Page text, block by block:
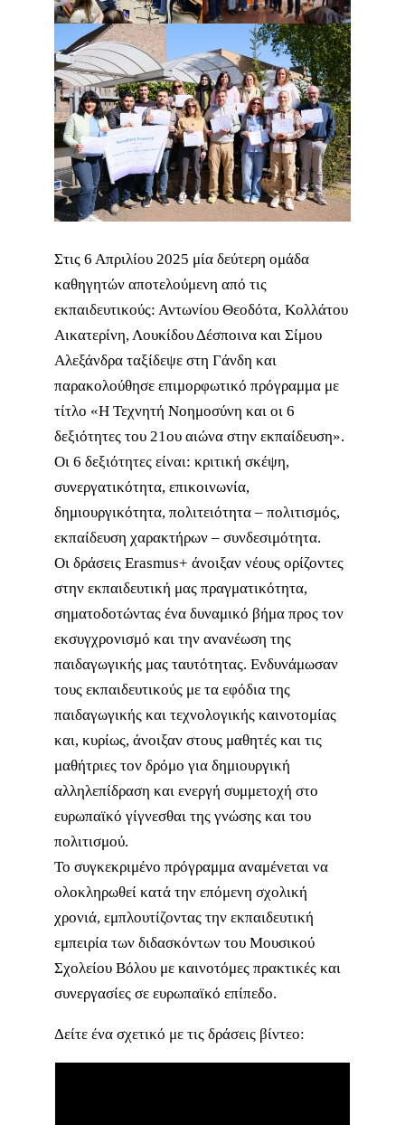
Στις 6 Απριλίου 2025 μία δεύτερη ομάδα
καθηγητών αποτελούμενη από τις
εκπαιδευτικούς: Αντωνίου Θεοδότα, Κολλάτου
Αικατερίνη, Λουκίδου Δέσποινα και Σίμου
Αλεξάνδρα ταξίδεψε στη Γάνδη και
παρακολούθησε επιμορφωτικό πρόγραμμα με
τίτλο «Η Τεχνητή Νοημοσύνη και οι 6
δεξιότητες του 21ου αιώνα στην εκπαίδευση».
Οι 6 δεξιότητες είναι: κριτική σκέψη,
συνεργατικότητα, επικοινωνία,
δημιουργικότητα, πολιτειότητα – πολιτισμός,
εκπαίδευση χαρακτήρων – συνδεσιμότητα.
Οι δράσεις Erasmus+ άνοιξαν νέους ορίζοντες
στην εκπαιδευτική μας πραγματικότητα,
σηματοδοτώντας ένα δυναμικό βήμα προς τον
εκσυγχρονισμό και την ανανέωση της
παιδαγωγικής μας ταυτότητας. Ενδυνάμωσαν
τους εκπαιδευτικούς με τα εφόδια της
παιδαγωγικής και τεχνολογικής καινοτομίας
και, κυρίως, άνοιξαν στους μαθητές και τις
μαθήτριες τον δρόμο για δημιουργική
αλληλεπίδραση και ενεργή συμμετοχή στο
ευρωπαϊκό γίγνεσθαι της γνώσης και του
πολιτισμού.
Το συγκεκριμένο πρόγραμμα αναμένεται να
ολοκληρωθεί κατά την επόμενη σχολική
χρονιά, εμπλουτίζοντας την εκπαιδευτική
εμπειρία των διδασκόντων του Μουσικού
Σχολείου Βόλου με καινοτόμες πρακτικές και
συνεργασίες σε ευρωπαϊκό επίπεδο.
Δείτε ένα σχετικό με τις δράσεις βίντεο: